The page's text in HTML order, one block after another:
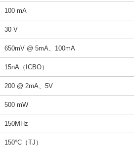
100 mA
30 V
650mV @ 5mA、100mA
15nA（ICBO）
200 @ 2mA、5V
500 mW
150MHz
150°C（TJ）